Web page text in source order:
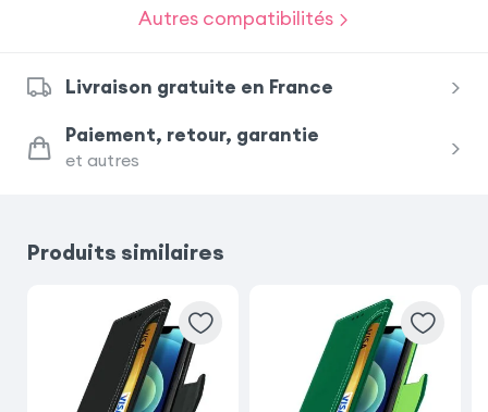
Samsung Galaxy S20 FE
Samsung Galaxy A26
Samsung Galaxy S22
Samsung Galaxy S22 Ultra
Samsung Galaxy S26 Plus iPhone 8
Autres compatibilités
Livraison gratuite en France
Paiement, retour, garantie
et autres
Produits similaires